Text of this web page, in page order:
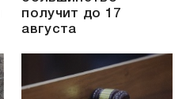
получит до 17
августа